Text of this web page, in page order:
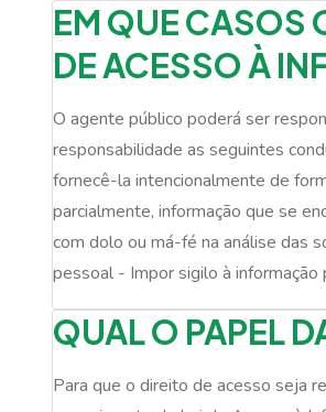
EM QUE CASOS
DE ACESSO À
O agente público poderá ser
responsabilidade as seguintes
fornecê-la intencionalmente de
parcialmente, informação que se
com dolo ou má-fé na análise das
pessoal - Impor sigilo à
QUAL O PAPEL
Para que o direito de acesso seja